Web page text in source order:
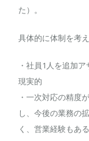
た）。
具体的に体制を考
・社員1人を追加
現実的
・一次対応の精度
し、今後の業務の
く、営業経験もあ